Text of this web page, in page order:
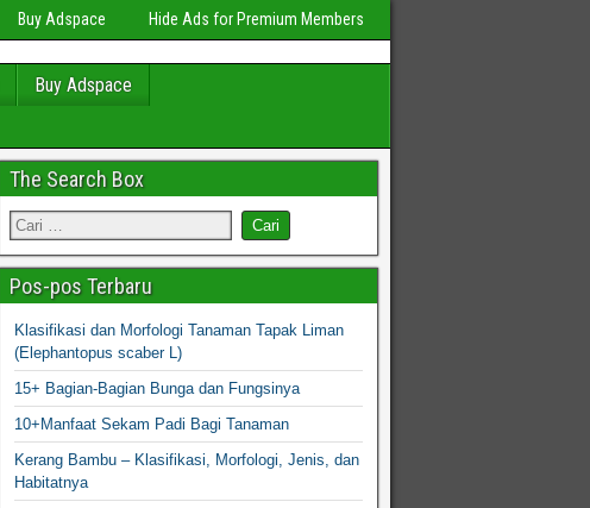
Buy Adspace Hide Ads for Premium Members
Buy Adspace
The Search Box
Pos-pos Terbaru
Klasifikasi dan Morfologi Tanaman Tapak Liman
(Elephantopus scaber L)
15+ Bagian-Bagian Bunga dan Fungsinya
10+Manfaat Sekam Padi Bagi Tanaman
Kerang Bambu – Klasifikasi, Morfologi, Jenis, dan
Habitatnya